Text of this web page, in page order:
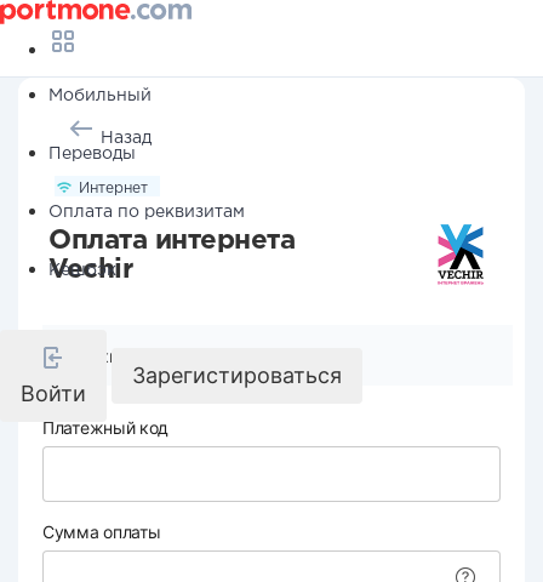
Мобильный
Переводы
Оплата по реквизитам
Кешбэк
Войти
Зарегистироваться
Назад
Интернет
Оплата интернета
Vechir
Реквизиты компании
Платежный код
Сумма оплаты